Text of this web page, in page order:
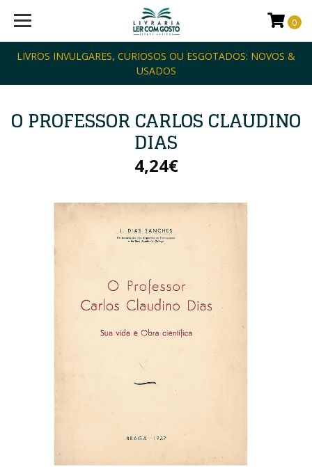
LIVROS INVULGARES, CURIOSOS OU ESGOTADOS: NOVOS &
USADOS
0
O PROFESSOR CARLOS CLAUDINO
DIAS
4,24€